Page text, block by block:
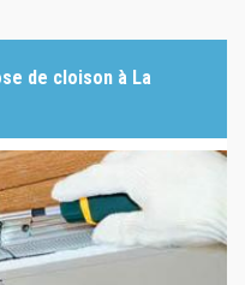
de cloison à La